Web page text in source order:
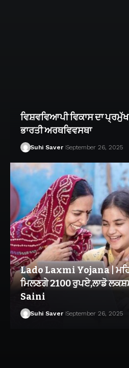
ਵਿਸ਼ਵਵਿਆਪੀ ਵਿਕਾਸ ਦਾ
ਭਾਰਤੀ ਅਰਥਵਿਵਸਥਾ
Suhi Saver September 26, 2025
Lado Laxmi Yojana |
ਮਿਲਣਗੇ 2100 ਰੁਪਏ,ਲਾਡੋ
Saini
Suhi Saver September 26, 2025